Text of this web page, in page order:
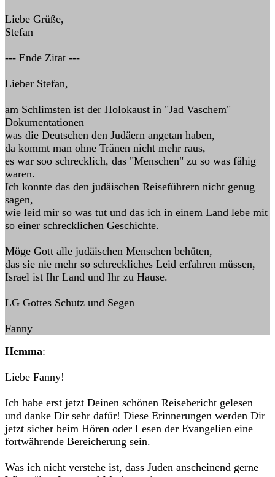
Liebe Grüße,
Stefan
--- Ende Zitat ---
Lieber Stefan,
am Schlimsten ist der Holokaust in "Jad Vaschem"
Dokumentationen
was die Deutschen den Judäern angetan haben,
da kommt man ohne Tränen nicht mehr raus,
es war soo schrecklich, das "Menschen" zu so was fähig
waren.
Ich konnte das den judäischen Reiseführern nicht genug
sagen,
wie leid mir so was tut und das ich in einem Land lebe mit
so einer schrecklichen Geschichte.
Möge Gott alle judäischen Menschen behüten,
das sie nie mehr so schreckliches Leid erfahren müssen,
Israel ist Ihr Land und Ihr zu Hause.
LG Gottes Schutz und Segen
Fanny
Hemma:
Liebe Fanny!
Ich habe erst jetzt Deinen schönen Reisebericht gelesen
und danke Dir sehr dafür! Diese Erinnerungen werden Dir
jetzt sicher beim Hören oder Lesen der Evangelien eine
fortwährende Bereicherung sein.
Was ich nicht verstehe ist, dass Juden anscheinend gerne